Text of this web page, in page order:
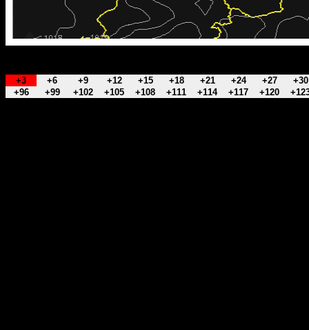
+3 +6 +9 +12 +15 +18 +21 +24 +27
+30
+96
+99 +102 +105 +108 +111 +114 +117 +120